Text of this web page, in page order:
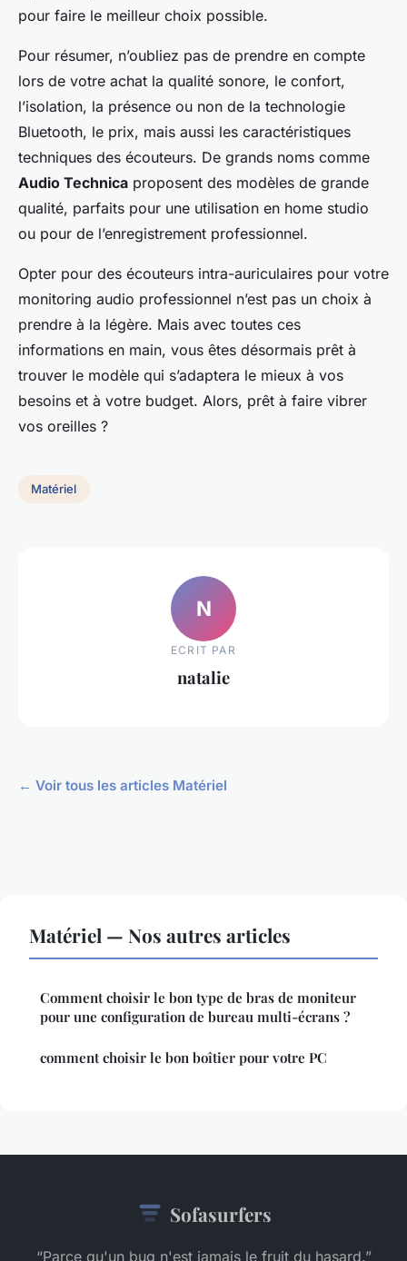
pour faire le meilleur choix possible.
Pour résumer, n’oubliez pas de prendre en compte
lors de votre achat la qualité sonore, le confort,
l’isolation, la présence ou non de la technologie
Bluetooth, le prix, mais aussi les caractéristiques
techniques des écouteurs. De grands noms comme
Audio Technica proposent des modèles de grande
qualité, parfaits pour une utilisation en home studio
ou pour de l’enregistrement professionnel.
Opter pour des écouteurs intra-auriculaires pour votre
monitoring audio professionnel n’est pas un choix à
prendre à la légère. Mais avec toutes ces
informations en main, vous êtes désormais prêt à
trouver le modèle qui s’adaptera le mieux à vos
besoins et à votre budget. Alors, prêt à faire vibrer
vos oreilles ?
Matériel
N
ECRIT PAR
natalie
← Voir tous les articles Matériel
Matériel — Nos autres articles
Comment choisir le bon type de bras de moniteur
pour une configuration de bureau multi-écrans ?
comment choisir le bon boîtier pour votre PC
Sofasurfers
“Parce qu'un bug n'est jamais le fruit du hasard.”